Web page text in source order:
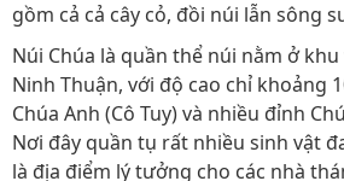
gồm cả cả cây cỏ, đồi núi lẫn sông
Núi Chúa là quần thể núi nằm ở
Ninh Thuận, với độ cao chỉ khoảng
Chúa Anh (Cô Tuy) và nhiều đỉnh
Nơi đây quần tụ rất nhiều sinh vật
là địa điểm lý tưởng cho các nhà